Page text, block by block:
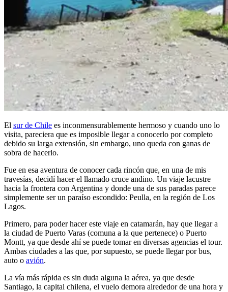
El sur de Chile es inconmensurablemente hermoso y cuando uno lo
visita, pareciera que es imposible llegar a conocerlo por completo
debido su larga extensión, sin embargo, uno queda con ganas de
sobra de hacerlo.
Fue en esa aventura de conocer cada rincón que, en una de mis
travesías, decidí hacer el llamado cruce andino. Un viaje lacustre
hacia la frontera con Argentina y donde una de sus paradas parece
simplemente ser un paraíso escondido: Peulla, en la región de Los
Lagos.
Primero, para poder hacer este viaje en catamarán, hay que llegar a
la ciudad de Puerto Varas (comuna a la que pertenece) o Puerto
Montt, ya que desde ahí se puede tomar en diversas agencias el tour.
Ambas ciudades a las que, por supuesto, se puede llegar por bus,
auto o avión.
La vía más rápida es sin duda alguna la aérea, ya que desde
Santiago, la capital chilena, el vuelo demora alrededor de una hora y